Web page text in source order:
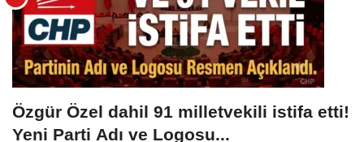
Özgür Özel dahil 91 milletvekili istifa etti!
Yeni Parti Adı ve Logosu...